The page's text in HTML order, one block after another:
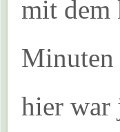
mit dem
Minuten
hier war